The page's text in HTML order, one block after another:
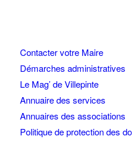
Contacter votre Maire
Démarches administratives
Le Mag’ de Villepinte
Annuaire des services
Annuaires des associations
Politique de protection des